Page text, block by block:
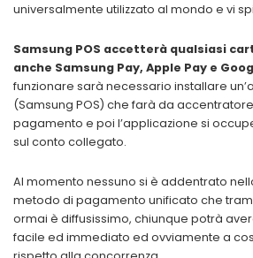
universalmente utilizzato al mondo e vi
Samsung POS accetterà qualsiasi
anche Samsung Pay, Apple Pay e
funzionare sarà necessario installare
(Samsung POS) che farà da
pagamento e poi l’applicazione si
sul conto collegato.
Al momento nessuno si è addentrato
metodo di pagamento unificato che
ormai è diffusissimo, chiunque potrà
facile ed immediato ed ovviamente a